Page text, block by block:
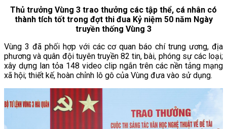
Thủ trưởng Vùng 3 trao thưởng các tập thể, cá nhân có
thành tích tốt trong đợt thi đua Kỷ niệm 50 năm Ngày
truyền thống Vùng 3
Vùng 3 đã phối hợp với các cơ quan báo chí trung ương, địa
phương và quân đội tuyên truyền 82 tin, bài, phóng sự các loại;
xây dựng lan tỏa 148 video clip ngắn trên các nền tảng mạng
xã hội; thiết kế, hoàn chỉnh lô gô của Vùng đưa vào sử dụng.